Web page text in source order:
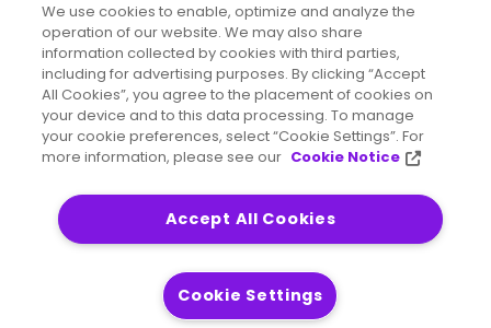
Entités juridiques
Accords juridiques
2026 © Precisely
We use cookies to enable, optimize and analyze the
operation of our website. We may also share
information collected by cookies with third parties,
including for advertising purposes. By clicking “Accept
All Cookies”, you agree to the placement of cookies on
your device and to this data processing. To manage
your cookie preferences, select “Cookie Settings”. For
more information, please see our Cookie Notice
Accept All Cookies
Cookie Settings